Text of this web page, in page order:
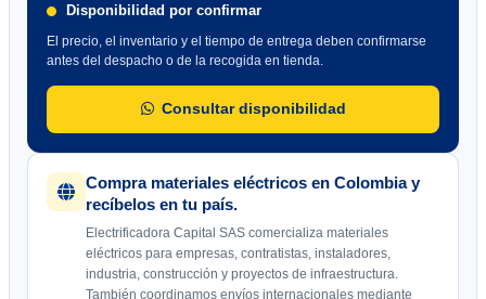
Disponibilidad por confirmar
El precio, el inventario y el tiempo de entrega deben confirmarse
antes del despacho o de la recogida en tienda.
Consultar disponibilidad
Compra materiales eléctricos en Colombia y
recíbelos en tu país.
Electrificadora Capital SAS comercializa materiales
eléctricos para empresas, contratistas, instaladores,
industria, construcción y proyectos de infraestructura.
También coordinamos envíos internacionales mediante